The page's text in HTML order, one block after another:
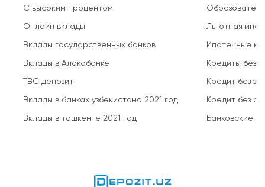
С высоким процентом
Онлайн вклады
Вклады государственных банков
Вклады в Алокабанке
TBC депозит
Вклады в банках узбекистана 2021 год
Вклады в ташкенте 2021 год
Льготная
Ипотечные
Кредиты без
Кредит без
Кредит без
Банковские